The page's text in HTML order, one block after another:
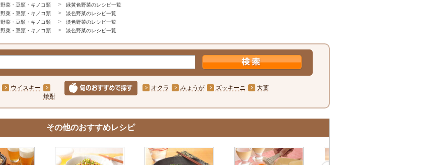
野菜・豆類・キノコ類
緑黄色野菜のレシピ一覧
野菜・豆類・キノコ類
淡色野菜のレシピ一覧
野菜・豆類・キノコ類
淡色野菜のレシピ一覧
野菜・豆類・キノコ類 淡色野菜のレシピ一覧
ウイスキー
焼酎
オクラ みょうが ズッキーニ 大葉
その他のおすすめレシピ